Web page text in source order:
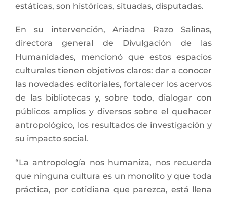
estáticas, son históricas, situadas, disputadas.
En su intervención, Ariadna Razo Salinas,
directora general de Divulgación de las
Humanidades, mencionó que estos espacios
culturales tienen objetivos claros: dar a conocer
las novedades editoriales, fortalecer los acervos
de las bibliotecas y, sobre todo, dialogar con
públicos amplios y diversos sobre el quehacer
antropológico, los resultados de investigación y
su impacto social.
“La antropología nos humaniza, nos recuerda
que ninguna cultura es un monolito y que toda
práctica, por cotidiana que parezca, está llena